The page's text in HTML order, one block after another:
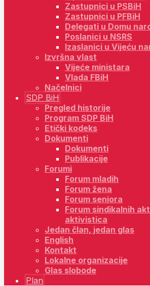
Zastupnici u PSBiH
Zastupnici u PFBiH
Delegati u Domu
Poslanici u NSRS
Izaslanici u Vijeću
Izvršna vlast
Vijeće ministara
Vlada FBiH
Načelnici
SDP BiH
Pregled historije
Program SDP BiH
Etički kodeks
Dokumenti
Dokumenti
Publikacije
Forumi
Forum mladih
Forum žena
Forum seniora
Forum sindikalnih
aktivistica
Jedan član, jedan glas
English
Kontakt
Lokalne organizacije
Glas slobode
Plan